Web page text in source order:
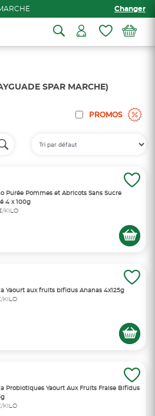
Changer
SPAR MARCHE)
PROMOS
Purée Pommes et Abricots Sans Sucre
4 x 100g
KILO
Yaourt aux fruits bifidus Ananas 4x125g
KILO
Probiotiques Yaourt Aux Fruits Fraise Bifidus
KILO